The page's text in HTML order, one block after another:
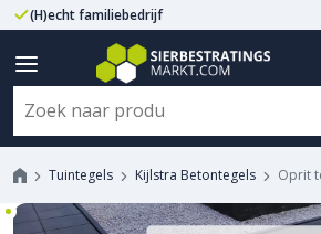
(H)echt familiebedrijf
Tuintegels Kijlstra Betontegels Oprit